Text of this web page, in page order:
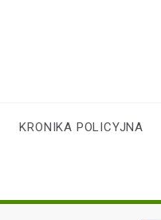
KRONIKA POLICYJNA